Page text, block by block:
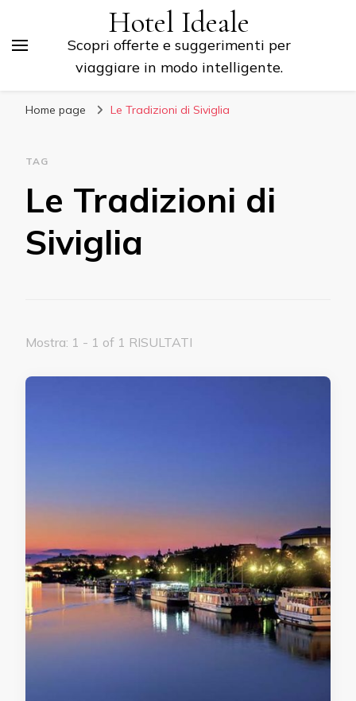
Hotel Ideale
Scopri offerte e suggerimenti per
viaggiare in modo intelligente.
Home page Le Tradizioni di Siviglia
TAG
Le Tradizioni di
Siviglia
Mostra: 1 - 1 of 1 RISULTATI